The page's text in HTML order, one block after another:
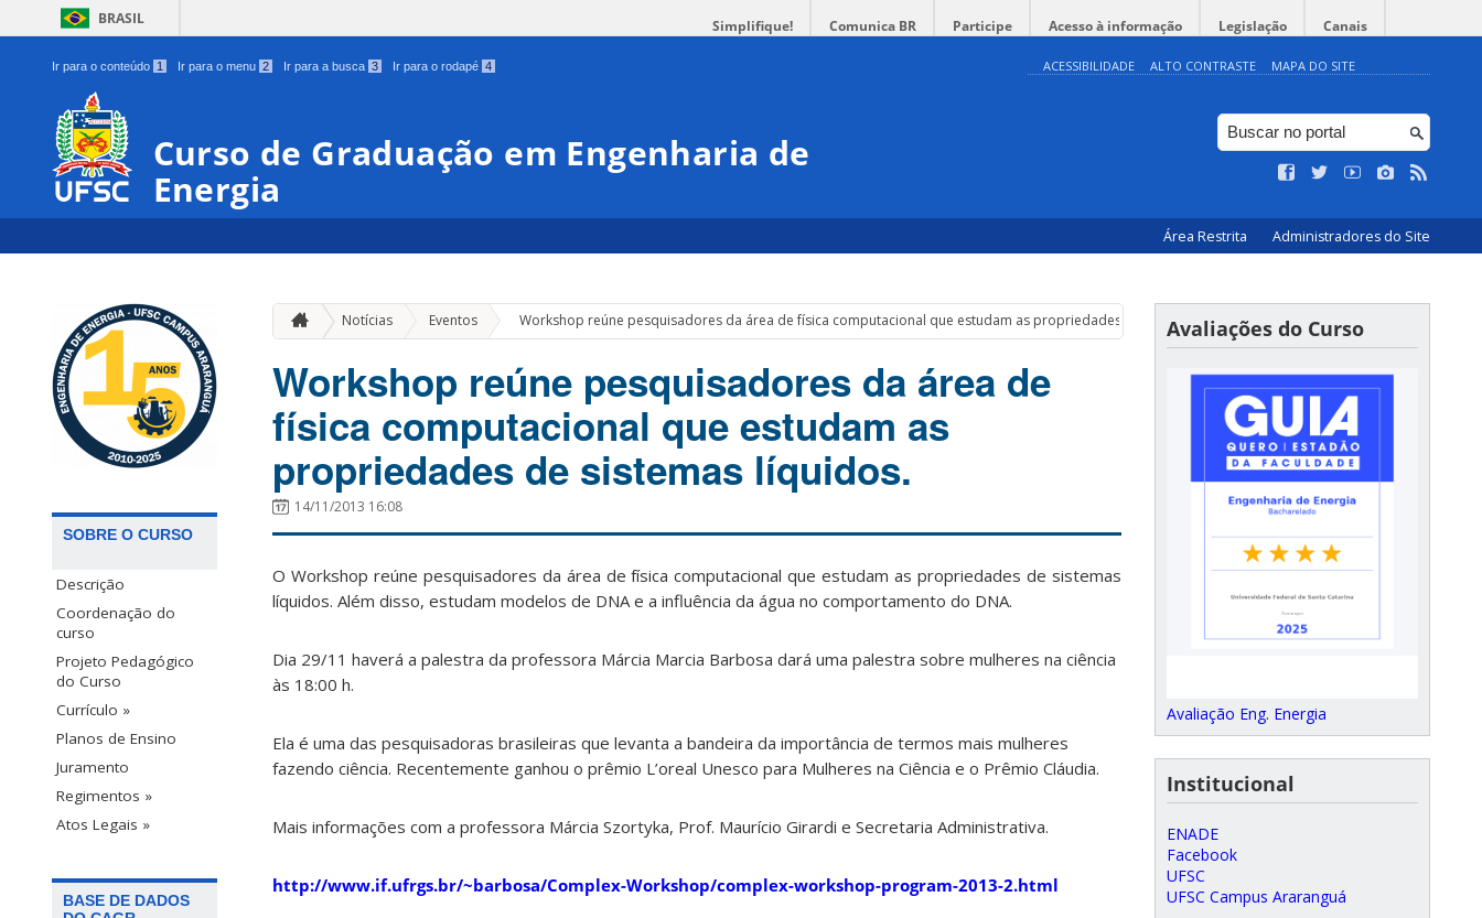
BRASIL Simplifique! Comunica BR Participe Acesso à informação Legislação Canais
Ir para o conteúdo 1 Ir para o menu 2 Ir para a busca 3 Ir para o rodapé 4 ACESSIBILIDADE ALTO CONTRASTE MAPA DO SITE
Curso de Graduação em Engenharia de
Energia
Área Restrita Administradores do Site
SOBRE O CURSO
Descrição
Coordenação do
curso
Projeto Pedagógico
do Curso
Currículo »
Planos de Ensino
Juramento
Regimentos »
Atos Legais »
BASE DE DADOS
Notícias Eventos » Workshop reúne pesquisadores da área de física computacional que estudam as propriedades de sistemas líquidos.
Workshop reúne pesquisadores da área de
física computacional que estudam as
propriedades de sistemas líquidos.
14/11/2013 16:08
O Workshop reúne pesquisadores da área de física computacional que estudam as propriedades de sistemas
líquidos. Além disso, estudam modelos de DNA e a influência da água no comportamento do DNA.
Dia 29/11 haverá a palestra da professora Márcia Marcia Barbosa dará uma palestra sobre mulheres na ciência
às 18:00 h.
Ela é uma das pesquisadoras brasileiras que levanta a bandeira da importância de termos mais mulheres
fazendo ciência. Recentemente ganhou o prêmio L’oreal Unesco para Mulheres na Ciência e o Prêmio Cláudia.
Mais informações com a professora Márcia Szortyka, Prof. Maurício Girardi e Secretaria Administrativa.
http://www.if.ufrgs.br/~barbosa/Complex-Workshop/complex-workshop-program-2013-2.html
Avaliações do Curso
Avaliação Eng. Energia
Institucional
ENADE
Facebook
UFSC
UFSC Campus Araranguá